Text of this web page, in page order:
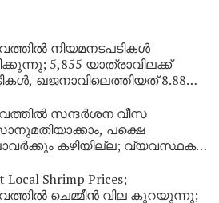
നിയമനടപടികൾ
5,855 യാത്രാവിലക്ക്
ഖജനാവിലെത്തിയത് 8.88
സന്ദർശന വീസ
പക്ഷെ
കഴിയില്ല; വ്യവസ്ഥകൾ
Local Shrimp Prices;
ചെമ്മീൻ വില കുറയുന്നു;